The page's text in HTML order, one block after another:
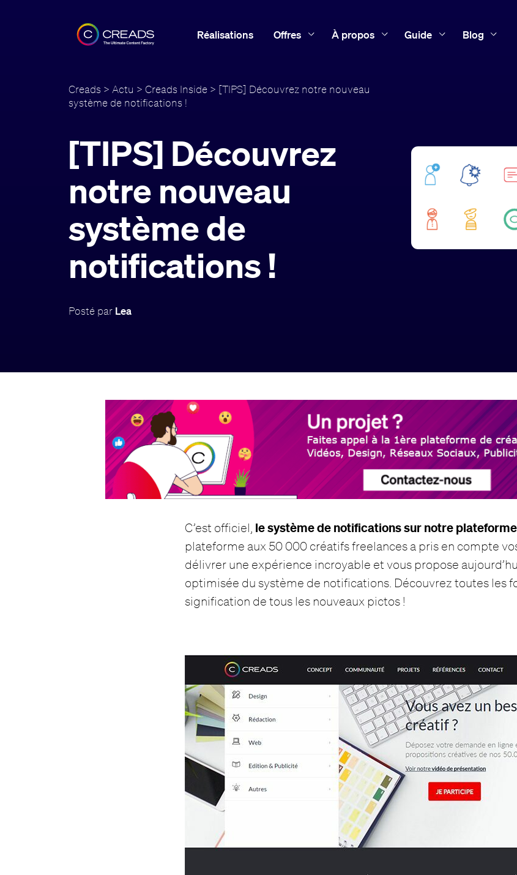
Réalisations Offres À propos Guide Blog
Creads > Actu >Creads Inside > [TIPS] Découvrez notre nouveau
système de notifications !
[TIPS] Découvrez
notre nouveau
système de
notifications !
Posté par Lea
C’est officiel, le système de notifications sur notre
plateforme aux 50 000 créatifs freelances a pris en compte
délivrer une expérience incroyable et vous propose
optimisée du système de notifications. Découvrez toutes les
signification de tous les nouveaux pictos !